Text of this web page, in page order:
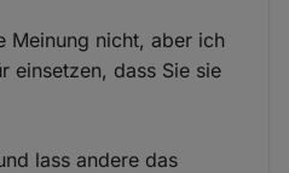
Meinung nicht, aber ich
einsetzen, dass Sie sie
lass andere das